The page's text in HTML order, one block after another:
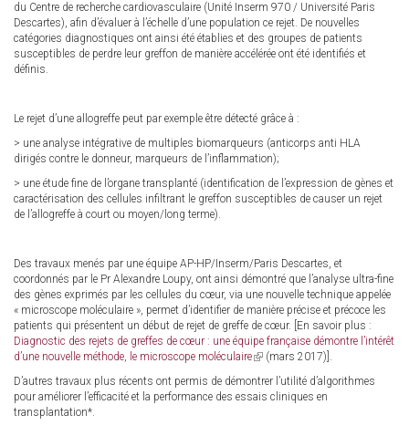
du Centre de recherche cardiovasculaire (Unité Inserm 970 / Université Paris
Descartes), afin d’évaluer à l’échelle d’une population ce rejet. De nouvelles
catégories diagnostiques ont ainsi été établies et des groupes de patients
susceptibles de perdre leur greffon de manière accélérée ont été identifiés et
définis.
Le rejet d’une allogreffe peut par exemple être détecté grâce à :
> une analyse intégrative de multiples biomarqueurs (anticorps anti HLA
dirigés contre le donneur, marqueurs de l’inflammation);
> une étude fine de l’organe transplanté (identification de l’expression de gènes et
caractérisation des cellules infiltrant le greffon susceptibles de causer un rejet
de l’allogreffe à court ou moyen/long terme).
Des travaux menés par une équipe AP-HP/Inserm/Paris Descartes, et
coordonnés par le Pr Alexandre Loupy, ont ainsi démontré que l’analyse ultra-fine
des gènes exprimés par les cellules du cœur, via une nouvelle technique appelée
« microscope moléculaire », permet d’identifier de manière précise et précoce les
patients qui présentent un début de rejet de greffe de cœur. [En savoir plus :
Diagnostic des rejets de greffes de cœur : une équipe française démontre l’intérêt
d’une nouvelle méthode, le microscope moléculaire(link
external)
(mars 2017)].
D’autres travaux plus récents ont permis de démontrer l’utilité d’algorithmes
pour améliorer l’efficacité et la performance des essais cliniques en
transplantation*.